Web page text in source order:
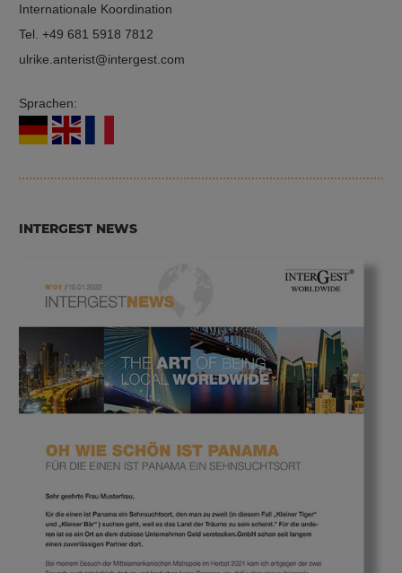
Internationale Koordination
Tel. +49 681 5918 7812
ulrike.anterist
intergest.com
Sprachen:
INTERGEST NEWS